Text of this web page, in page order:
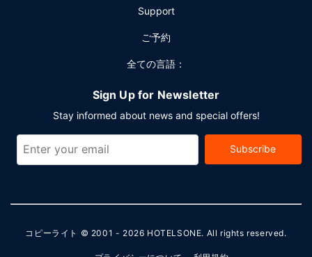
Support
ご予約
全ての言語：
Sign Up for Newsletter
Stay informed about news and special offers!
Subscribe
コピーライト © 2001 - 2026 HOTELSONE. All rights reserved.